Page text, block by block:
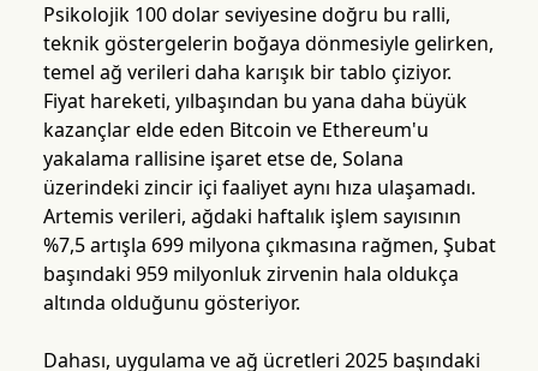
Psikolojik 100 dolar seviyesine doğru bu ralli,
teknik göstergelerin boğaya dönmesiyle gelirken,
temel ağ verileri daha karışık bir tablo çiziyor.
Fiyat hareketi, yılbaşından bu yana daha büyük
kazançlar elde eden Bitcoin ve Ethereum'u
yakalama rallisine işaret etse de, Solana
üzerindeki zincir içi faaliyet aynı hıza ulaşamadı.
Artemis verileri, ağdaki haftalık işlem sayısının
%7,5 artışla 699 milyona çıkmasına rağmen, Şubat
başındaki 959 milyonluk zirvenin hala oldukça
altında olduğunu gösteriyor.
Dahası, uygulama ve ağ ücretleri 2025 başındaki